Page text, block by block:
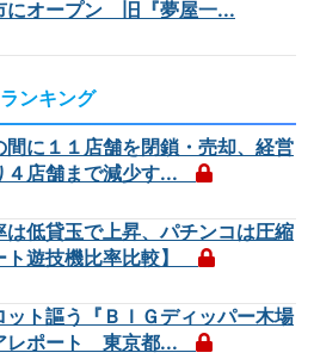
にオープン 旧『夢屋一...
ンキング
間に１１店舗を閉鎖・売却、経営
４店舗まで減少す...
は低貸玉で上昇、パチンコは圧縮
ト遊技機比率比較】
ット謳う『ＢＩＧディッパー木場
レポート 東京都...